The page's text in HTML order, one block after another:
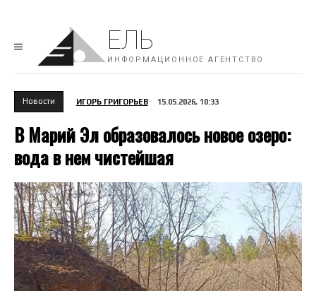
ЕЛЬ
ИНФОРМАЦИОННОЕ АГЕНТСТВО
Новости ИГОРЬ ГРИГОРЬЕВ 15.05.2026, 10:33
В Марий Эл образовалось новое озеро:
вода в нем чистейшая